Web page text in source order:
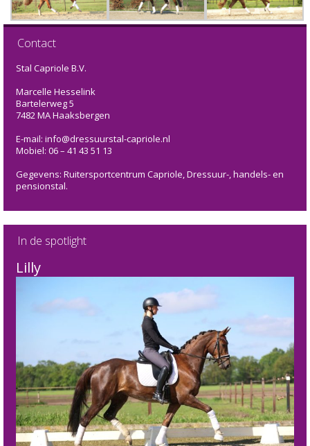
Contact
Stal Capriole B.V.
Marcelle Hesselink
Bartelerweg 5
7482 MA Haaksbergen
E-mail: info@dressuurstal-capriole.nl
Mobiel: 06 – 41 43 51 13
Gegevens: Ruitersportcentrum Capriole, Dressuur-, handels- en
pensionstal.
In de spotlight
Lilly